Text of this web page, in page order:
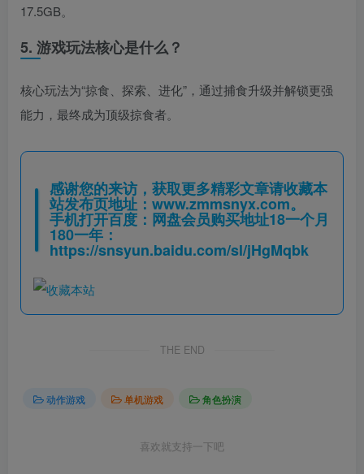
17.5GB。
5. 游戏玩法核心是什么？
核心玩法为“掠食、探索、进化”，通过捕食升级并解锁更强
能力，最终成为顶级掠食者。
感谢您的来访，获取更多精彩文章请收藏本
站发布页地址： www.zmmsnyx.com。
手机打开百度：网盘会员购买地址18一个月
180一年：
https://snsyun.baidu.com/sl/jHgMqbk
THE END
动作游戏 单机游戏 角色扮演
喜欢就支持一下吧